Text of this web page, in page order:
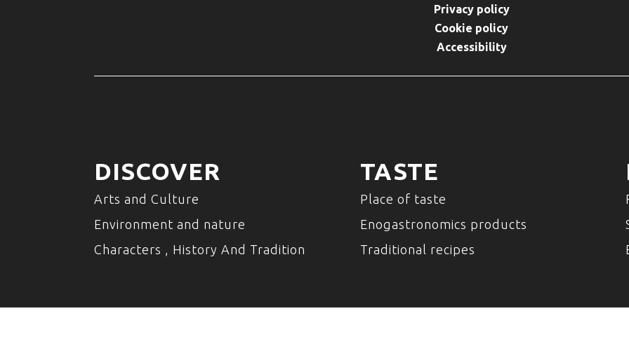
Privacy policy
Cookie policy
Accessibility
DISCOVER
Arts and Culture
Environment and nature
Characters , History And Tradition
TASTE
Place of taste
Enogastronomics products
Traditional recipes